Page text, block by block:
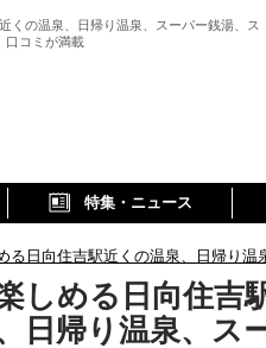
くの温泉、日帰り温泉、スーパー銭湯、ス
口コミが満載
特集・ニュース
る日向住吉駅近くの温泉、日帰り温
しめる日向住吉
日帰り温泉、ス